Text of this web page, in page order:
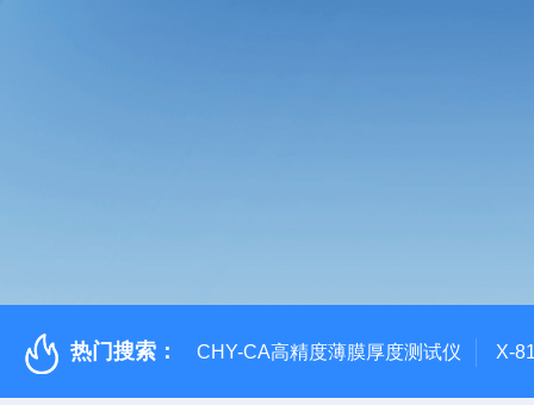
热门搜索： CHY-CA高精度薄膜厚度测试仪 X-